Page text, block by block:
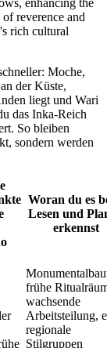
Moche,
der Küste,
liegt und Wari
das Inka-Reich
So bleiben
sondern werden
Woran du es
Lesen und
erkennst
frühe
wachsende
Arbeitsteilung,
regionale
Stilgruppen